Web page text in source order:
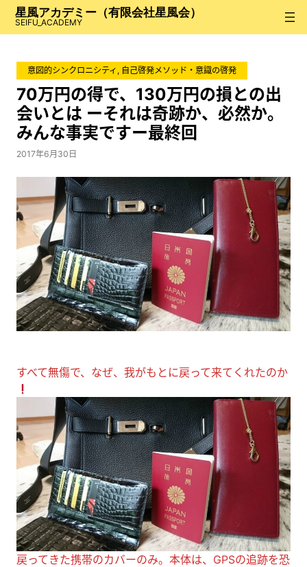
星風アカデミー（有限会社星風会）
SEIFU_ACADEMY
意図的シンクロニシティ , 自己啓発メソッド・意識の啓発
70万円の得で、130万円の損との出
会いとは ーそれは奇跡か、必然か。
みんな事実ですー最終回
2017年6月30日
すべて無傷で、なぜ、我がもとに戻って来てくれたのか
戻ってきた携帯のカバーのみ。本体は、GPSの追跡を恐